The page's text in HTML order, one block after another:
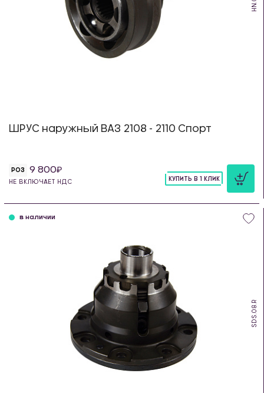
ШРУС наружный ВАЗ 2108 - 2110 Спорт
РОЗ 9 800
НЕ ВКЛЮЧАЕТ НДС
КУПИТЬ В 1 КЛИК
SDS.08.R
в наличии